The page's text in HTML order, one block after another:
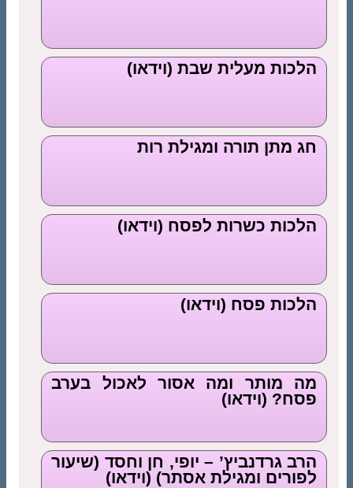
הלכות מעלית שבת (וידאו)
חג מתן תורה ומגילת רות
הלכות כשרות לפסח (וידאו)
הלכות פסח (וידאו)
מה מותר ומה אסור לאכול בערב
פסח? (וידאו)
הרב גרדנביץ’ – יופי, חן וחסד (שיעור
לפורים ומגילת אסתר) (וידאו)